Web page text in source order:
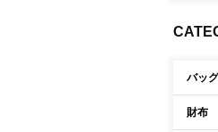
バッグ
財布